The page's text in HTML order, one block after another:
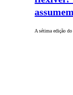
A sétima edição